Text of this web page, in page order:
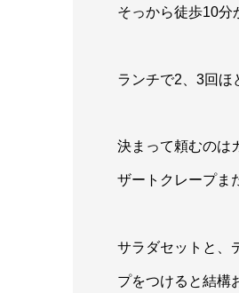
そっから徒歩10分
ランチで2、3回ほ
決まって頼むのは
ザートクレープま
サラダセットと、
プをつけると結構